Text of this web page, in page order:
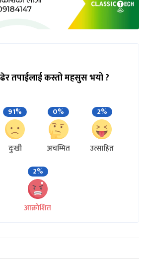
तपाईलाई कस्तो महसुस भयो ?
91%
दुःखी
0%
अचम्मित
2%
उत्साहित
2%
आक्रोशित